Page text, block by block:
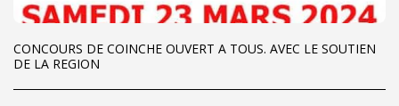
CONCOURS DE COINCHE OUVERT A TOUS. AVEC LE SOUTIEN
DE LA REGION